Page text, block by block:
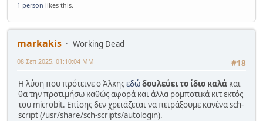
1 person likes this.
markakis
Working Dead
#18
08 Σεπ 2025, 01:10:04 ΜΜ
Η λύση που πρότεινε ο Άλκηςεδώδουλεύει το ίδιο καλά και
θα την προτιμήσω καθώς αφορά και άλλα ρομποτικά κιτ εκτός
του microbit. Επίσης δεν χρειάζεται να πειράξουμε κανένα sch-
script (/usr/share/sch-scripts/autologin).